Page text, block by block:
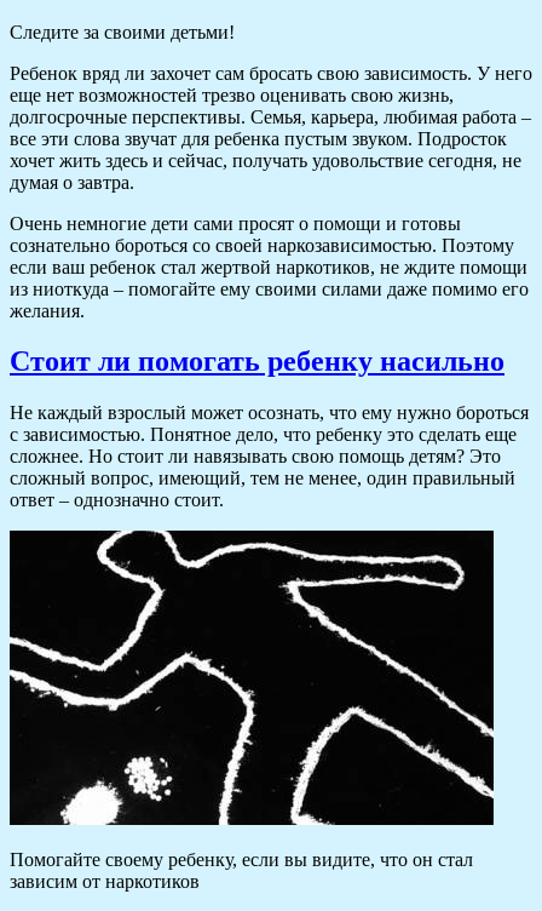
Следите за своими детьми!
Ребенок вряд ли захочет сам бросать свою зависимость. У него
еще нет возможностей трезво оценивать свою жизнь,
долгосрочные перспективы. Семья, карьера, любимая работа –
все эти слова звучат для ребенка пустым звуком. Подросток
хочет жить здесь и сейчас, получать удовольствие сегодня, не
думая о завтра.
Очень немногие дети сами просят о помощи и готовы
сознательно бороться со своей наркозависимостью. Поэтому
если ваш ребенок стал жертвой наркотиков, не ждите помощи
из ниоткуда – помогайте ему своими силами даже помимо его
желания.
Стоит ли помогать ребенку насильно
Не каждый взрослый может осознать, что ему нужно бороться
с зависимостью. Понятное дело, что ребенку это сделать еще
сложнее. Но стоит ли навязывать свою помощь детям? Это
сложный вопрос, имеющий, тем не менее, один правильный
ответ – однозначно стоит.
Помогайте своему ребенку, если вы видите, что он стал
зависим от наркотиков